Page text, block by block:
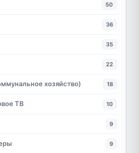
50
36
35
22
хозяйство) 18
ТВ 10
9
9